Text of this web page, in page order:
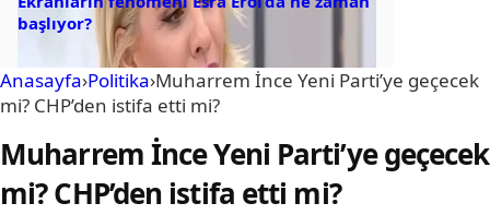
başlıyor?
Anasayfa›Politika›Muharrem İnce Yeni Parti’ye geçecek
mi? CHP’den istifa etti mi?
Muharrem İnce Yeni Parti’ye geçecek
mi? CHP’den istifa etti mi?